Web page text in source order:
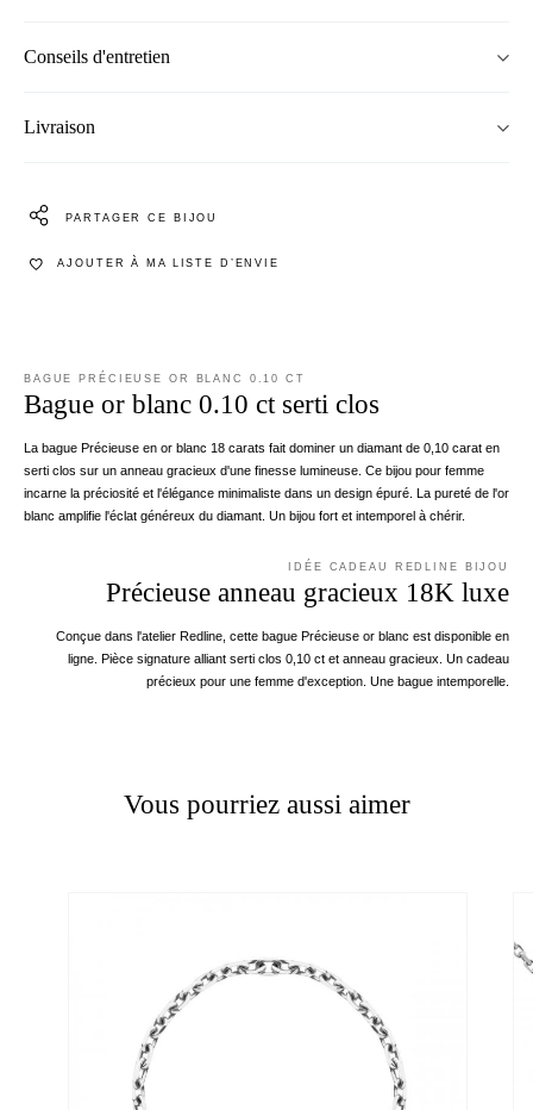
Conseils d'entretien
Livraison
PARTAGER CE BIJOU
AJOUTER À MA LISTE D’ENVIE
BAGUE PRÉCIEUSE OR BLANC 0.10 CT
Bague or blanc 0.10 ct serti clos
La bague Précieuse en or blanc 18 carats fait dominer un diamant de 0,10 carat en
serti clos sur un anneau gracieux d'une finesse lumineuse. Ce bijou pour femme
incarne la préciosité et l'élégance minimaliste dans un design épuré. La pureté de l'or
blanc amplifie l'éclat généreux du diamant. Un bijou fort et intemporel à chérir.
IDÉE CADEAU REDLINE BIJOU
Précieuse anneau gracieux 18K luxe
Conçue dans l'atelier Redline, cette bague Précieuse or blanc est disponible en
ligne. Pièce signature alliant serti clos 0,10 ct et anneau gracieux. Un cadeau
précieux pour une femme d'exception. Une bague intemporelle.
Vous pourriez aussi aimer